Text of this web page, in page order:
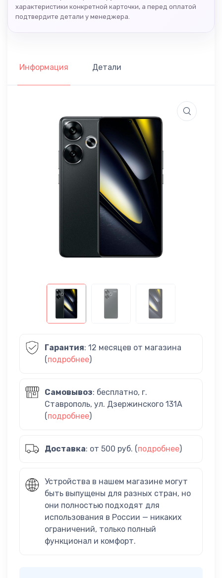
характеристики конкретной карточки, а перед оплатой
подтвердите детали у менеджера.
Информация Детали
Гарантия: 12 месяцев от магазина
(подробнее)
Самовывоз: бесплатно, г.
Ставрополь, ул. Дзержинского 131А
(подробнее)
Доставка: от 500 руб. (подробнее)
Устройства в нашем магазине могут
быть выпущены для разных стран, но
они полностью подходят для
использования в России — никаких
ограничений, только полный
функционал и комфорт.